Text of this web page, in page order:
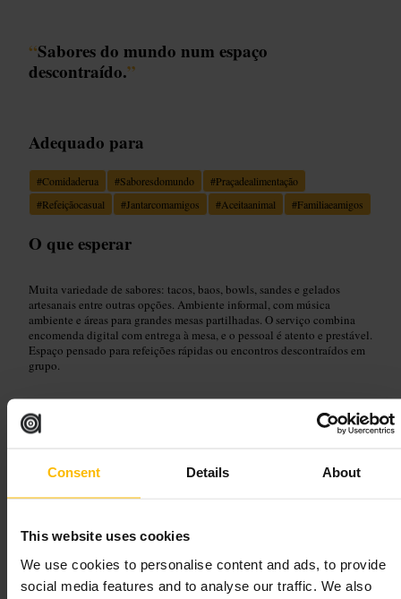
Consent Details About
This website uses cookies
We use cookies to personalise content and ads, to provide
social media features and to analyse our traffic. We also
“Sabores do mundo num espaço
descontraído.”
Adequado para
#Comidaderua #Saboresdomundo #Praçadealimentação
#Refeiçãocasual #Jantarcomamigos #Aceitaanimal #Familiaeamigos
O que esperar
Muita variedade de sabores: tacos, baos, bowls, sandes e gelados
artesanais entre outras opções. Ambiente informal, com música
ambiente e áreas para grandes mesas partilhadas. O serviço combina
encomenda digital com entrega à mesa, e o pessoal é atento e prestável.
Espaço pensado para refeições rápidas ou encontros descontraídos em
grupo.
Planeie a sua visita
bancas. Tenha o telemóvel pronto para escanear o QR code e faça a
uma mesa exterior quando o tempo permitir. Pergunte aos funcionários
http://www.edinburgh-street-food.com/
Leith St, Edinburgh EH1 3AU, Reino Unido